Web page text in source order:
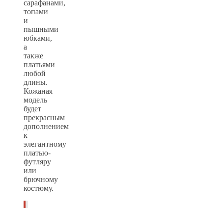
сарафанами,
топами
и
пышными
юбками,
а
также
платьями
любой
длины.
Кожаная
модель
будет
прекрасным
дополнением
к
элегантному
платью-
футляру
или
брючному
костюму.